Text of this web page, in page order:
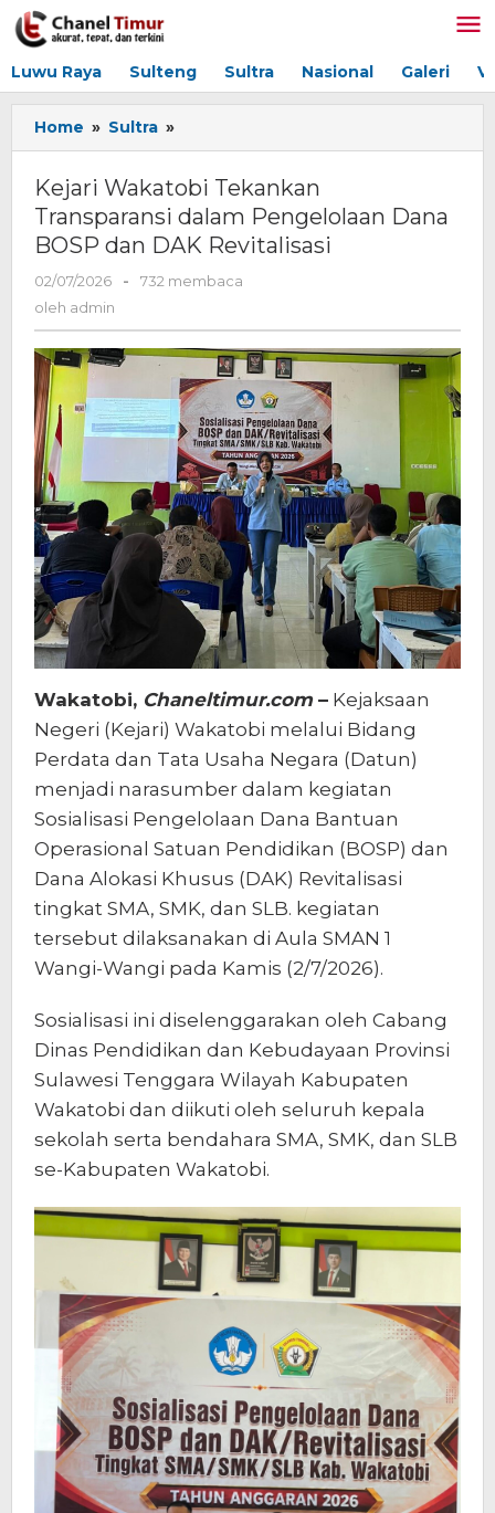
Lewati
ke
Luwu Raya Sulteng Sultra Nasional Galeri
Home » Sultra »
Wakatobi
Transparansi
dalam
Pengelolaan
BOSP
DAK
Revitalisasi
Kejari Wakatobi Tekankan
Transparansi dalam Pengelolaan Dana
BOSP dan DAK Revitalisasi
02/07/2026
oleh
-
732 membaca
oleh admin
Wakatobi, Chaneltimur.com– Kejaksaan
Negeri (Kejari) Wakatobi melalui Bidang
Perdata dan Tata Usaha Negara (Datun)
menjadi narasumber dalam kegiatan
Sosialisasi Pengelolaan Dana Bantuan
Operasional Satuan Pendidikan (BOSP) dan
Dana Alokasi Khusus (DAK) Revitalisasi
tingkat SMA, SMK, dan SLB. kegiatan
tersebut dilaksanakan di Aula SMAN 1
Wangi-Wangi pada Kamis (2/7/2026).
Sosialisasi ini diselenggarakan oleh Cabang
Dinas Pendidikan dan Kebudayaan Provinsi
Sulawesi Tenggara Wilayah Kabupaten
Wakatobi dan diikuti oleh seluruh kepala
sekolah serta bendahara SMA, SMK, dan SLB
se-Kabupaten Wakatobi.